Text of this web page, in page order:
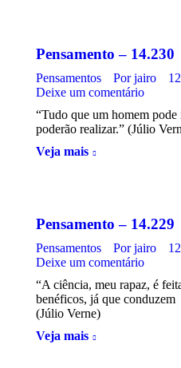
Pensamento – 14.230
Pensamentos Porjairo
Deixe um comentário
“Tudo que um homem
poderão realizar.” (Júlio
Veja mais
Pensamento – 14.229
Pensamentos Porjairo
Deixe um comentário
“A ciência, meu rapaz, é
benéficos, já que
(Júlio Verne)
Veja mais